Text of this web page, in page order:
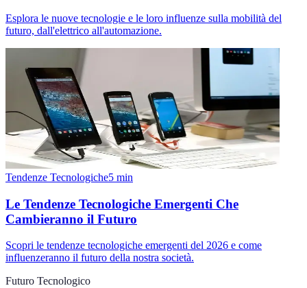
Esplora le nuove tecnologie e le loro influenze sulla mobilità del
futuro, dall'elettrico all'automazione.
Tendenze Tecnologiche5 min
Le Tendenze Tecnologiche Emergenti Che
Cambieranno il Futuro
Scopri le tendenze tecnologiche emergenti del 2026 e come
influenzeranno il futuro della nostra società.
Futuro Tecnologico